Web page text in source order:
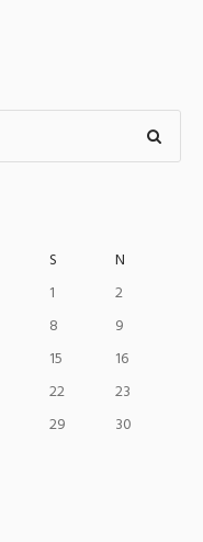
S
N
1
2
8
9
15
16
22
23
29
30